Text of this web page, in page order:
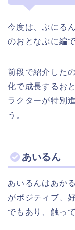
今度は、ぷにる
のおとなぷに編で
前段で紹介した
化で成長するお
ラクターが特別
う。
あいるん
あいるんはあか
がポジティブ、
でもあり、触っ